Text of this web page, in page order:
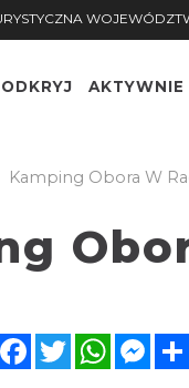
ODKRYJ AKTYWNIE
Kamping Obora W
FacebookTwitter